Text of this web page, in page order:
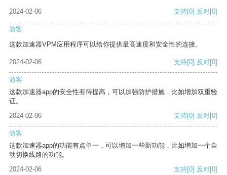
2024-02-06 支持[0] 反对[0]
游客
这款加速器VPM应用程序可以给你提供最高速度和安全性的连接。
2024-02-06 支持[0] 反对[0]
游客
这款加速器app的安全性有待提高，可以加强防护措施，比如增加双重验
证。
2024-02-06
支持[0] 反对[0]
游客
这款加速器app的功能有点单一，可以增加一些新功能，比如增加一个自
动切换线路的功能。
2024-02-06
支持[0] 反对[0]